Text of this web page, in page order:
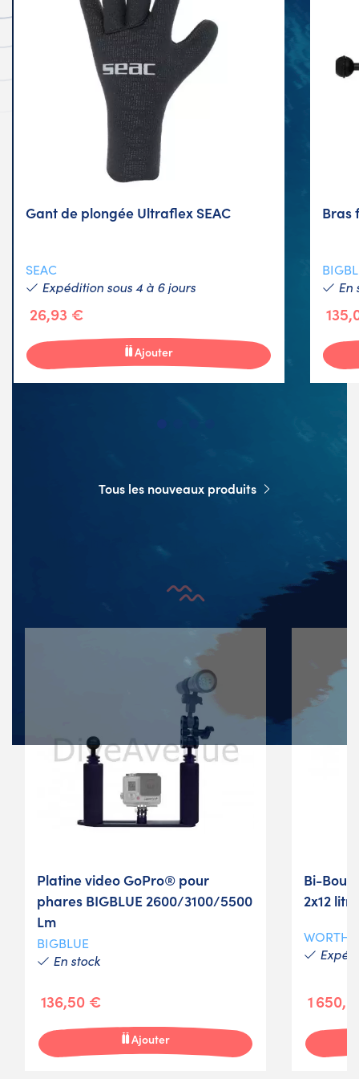
Gant de plongée Ultraflex SEAC
SEAC
Expédition sous 4 à 6 jours
26,93 €
Ajouter
Bras
En
Tous les nouveaux produits
Platine video GoPro® pour
phares BIGBLUE 2600/3100/5500
Lm
BIGBLUE
En stock
136,50 €
Ajouter
Bi-
2x12
1